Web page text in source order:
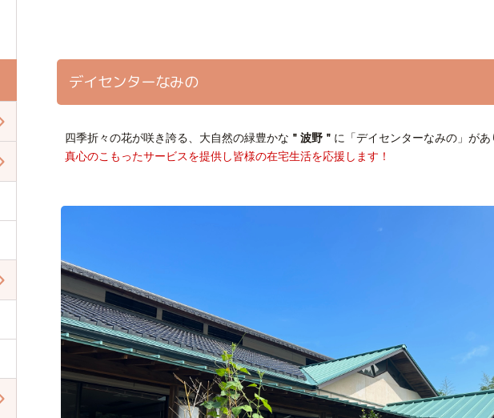
デイセンターなみの
四季折々の花が咲き誇る、大自然の緑豊かな ＂波野＂ に「デイセンターなみの」があ
真心のこもったサービスを提供し皆様の在宅生活を応援します！